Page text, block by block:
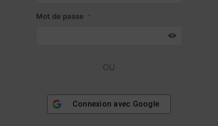
Mot de passe
OU
Connexion avec Google